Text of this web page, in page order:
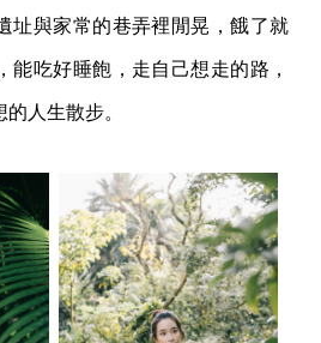
址與家常的巷弄裡閒晃，餓了就
能吃好睡飽，走自己想走的路，
人生散步。